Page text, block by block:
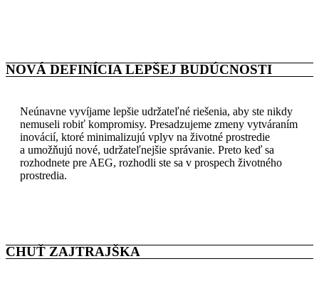
NOVÁ DEFINÍCIA LEPŠEJ BUDÚCNOSTI
Neúnavne vyvíjame lepšie udržateľné riešenia, aby ste nikdy
nemuseli robiť kompromisy. Presadzujeme zmeny vytváraním
inovácií, ktoré minimalizujú vplyv na životné prostredie
a umožňujú nové, udržateľnejšie správanie. Preto keď sa
rozhodnete pre AEG, rozhodli ste sa v prospech životného
prostredia.
CHUŤ ZAJTRAJŠKA